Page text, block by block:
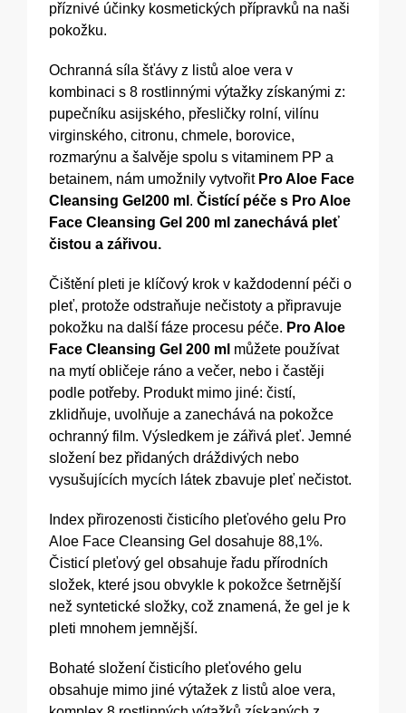
příznivé účinky kosmetických přípravků na naši
pokožku.
Ochranná síla šťávy z listů aloe vera v
kombinaci s 8 rostlinnými výtažky získanými z:
pupečníku asijského, přesličky rolní, vilínu
virginského, citronu, chmele, borovice,
rozmarýnu a šalvěje spolu s vitaminem PP a
betainem, nám umožnily vytvořit Pro Aloe Face
Cleansing Gel200 ml . Čistící péče s Pro Aloe
Face Cleansing Gel 200 ml zanechává pleť
čistou a zářivou.
Čištění pleti je klíčový krok v každodenní péči o
pleť, protože odstraňuje nečistoty a připravuje
pokožku na další fáze procesu péče. Pro Aloe
Face Cleansing Gel 200 ml můžete používat
na mytí obličeje ráno a večer, nebo i častěji
podle potřeby. Produkt mimo jiné: čistí,
zklidňuje, uvolňuje a zanechává na pokožce
ochranný film. Výsledkem je zářivá pleť. Jemné
složení bez přidaných dráždivých nebo
vysušujících mycích látek zbavuje pleť nečistot.
Index přirozenosti čisticího pleťového gelu Pro
Aloe Face Cleansing Gel dosahuje 88,1%.
Čisticí pleťový gel obsahuje řadu přírodních
složek, které jsou obvykle k pokožce šetrnější
než syntetické složky, což znamená, že gel je k
pleti mnohem jemnější.
Bohaté složení čisticího pleťového gelu
obsahuje mimo jiné výtažek z listů aloe vera,